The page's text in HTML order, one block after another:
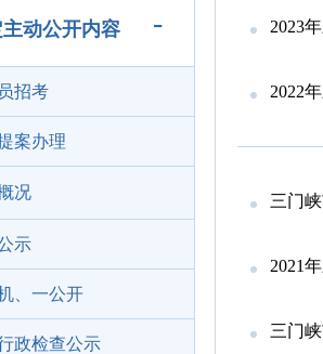
动公开内容 -
招考
案办理
况
示
、一公开
政检查公示
2023
2022
三门
2021
三门